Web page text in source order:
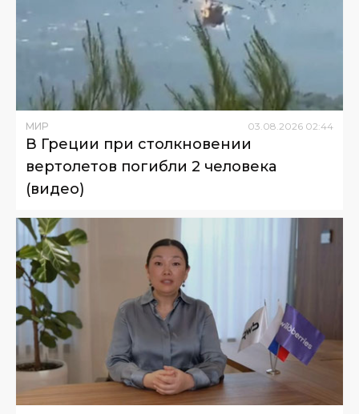
МИР 03 08 2026 02:44
В Греции при столкновении
вертолетов погибли 2 человека
(видео)